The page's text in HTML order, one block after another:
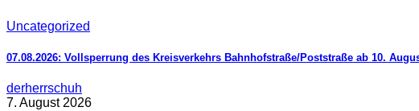
Uncategorized
07.08.2026: Vollsperrung des Kreisverkehrs Bahnhofstraße/Poststraße ab 10.
derherrschuh
7. August 2026